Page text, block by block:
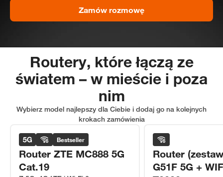
Zamów rozmowę
Routery, które łączą ze
światem – w mieście i poza
nim
Wybierz model najlepszy dla Ciebie i dodaj go na kolejnych
krokach zamówienia
Bestseller
Router ZTE MC888 5G
Cat.19
Router
G51F 5G +